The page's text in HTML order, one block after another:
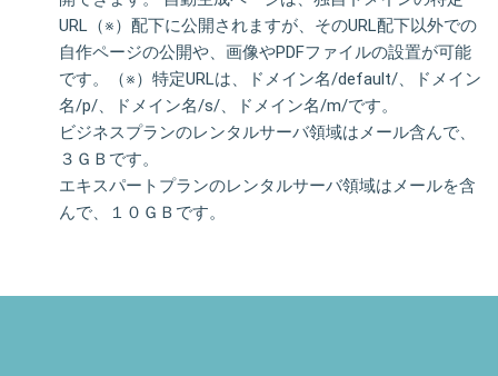
URL（※）配下に公開されますが、そのURL配下以外での
自作ページの公開や、画像やPDFファイルの設置が可能
です。（※）特定URLは、ドメイン名/default/、ドメイン
名/p/、ドメイン名/s/、ドメイン名/m/です。
ビジネスプランのレンタルサーバ領域はメール含んで、
３ＧＢです。
エキスパートプランのレンタルサーバ領域はメールを含
んで、１０ＧＢです。